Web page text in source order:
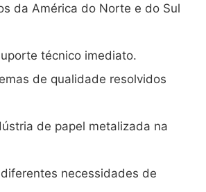
da América do Norte e do Sul
técnico imediato.
de qualidade resolvidos
de papel metalizada na
necessidades de